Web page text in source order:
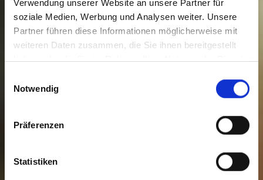
Verwendung unserer Website an unsere Partner für
soziale Medien, Werbung und Analysen weiter. Unsere
Partner führen diese Informationen möglicherweise mit
weiteren Daten zusammen, die Sie ihnen bereitgestellt
haben oder die Sie im Rahmen Ihrer Nutzung der Dienste
Cookies, wenn Sie unsere Webseite weiterhin nutzen.
Notwendig
Präferenzen
Statistiken